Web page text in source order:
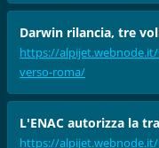
Darwin rilancia, tre
https://
verso-roma/
L'ENAC autorizza la
https://